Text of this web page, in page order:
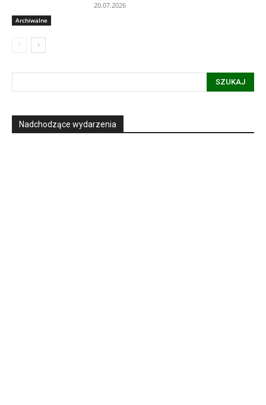
Archiwalne
20.07.2026
SZUKAJ
Nadchodzące wydarzenia